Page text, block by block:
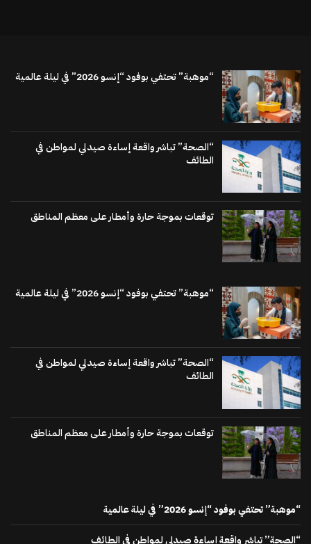
“موهبة” تحتفي بوفود “إنسو 2026” في ليلة عالمية
“الصحة” تباشر واقعة إساءة صيدلي لمواطن في
الطائف
توقعات بموجة حارة وأمطار على معظم المناطق
“موهبة” تحتفي بوفود “إنسو 2026” في ليلة عالمية
“الصحة” تباشر واقعة إساءة صيدلي لمواطن في
الطائف
توقعات بموجة حارة وأمطار على معظم المناطق
“موهبة” تحتفي بوفود “إنسو 2026” في ليلة عالمية
“الصحة” تباشر واقعة إساءة صيدلي لمواطن في الطائف